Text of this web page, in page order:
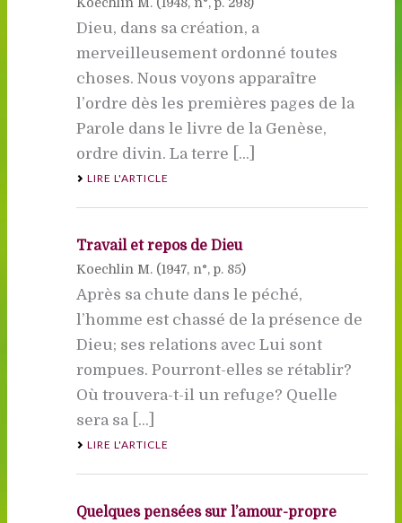
Dieu, dans sa création, a
merveilleusement ordonné toutes
choses. Nous voyons apparaître
l’ordre dès les premières pages de la
Parole dans le livre de la Genèse,
ordre divin. La terre [...]
LIRE L'ARTICLE
Travail et repos de Dieu
Koechlin M. (1947, n°, p. 85)
Après sa chute dans le péché,
l’homme est chassé de la présence de
Dieu; ses relations avec Lui sont
rompues. Pourront-elles se rétablir?
Où trouvera-t-il un refuge? Quelle
sera sa [...]
LIRE L'ARTICLE
Quelques pensées sur l’amour-propre